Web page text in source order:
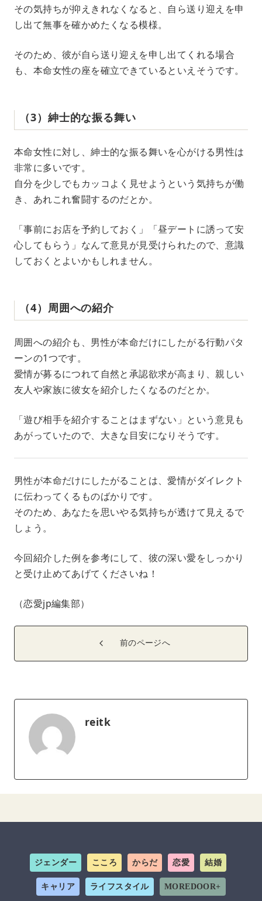
その気持ちが抑えきれなくなると、自ら送り迎えを申
し出て無事を確かめたくなる模様。
そのため、彼が自ら送り迎えを申し出てくれる場合
も、本命女性の座を確立できているといえそうです。
（3）紳士的な振る舞い
本命女性に対し、紳士的な振る舞いを心がける男性は
非常に多いです。
自分を少しでもカッコよく見せようという気持ちが働
き、あれこれ奮闘するのだとか。
「事前にお店を予約しておく」「昼デートに誘って安
心してもらう」なんて意見が見受けられたので、意識
しておくとよいかもしれません。
（4）周囲への紹介
周囲への紹介も、男性が本命だけにしたがる行動パタ
ーンの1つです。
愛情が募るにつれて自然と承認欲求が高まり、親しい
友人や家族に彼女を紹介したくなるのだとか。
「遊び相手を紹介することはまずない」という意見も
あがっていたので、大きな目安になりそうです。
男性が本命だけにしたがることは、愛情がダイレクト
に伝わってくるものばかりです。
そのため、あなたを思いやる気持ちが透けて見えるで
しょう。
今回紹介した例を参考にして、彼の深い愛をしっかり
と受け止めてあげてくださいね！
（恋愛jp編集部）
前のページへ
reitk
ジェンダー こころ からだ 恋愛 結婚
キャリア ライフスタイル MOREDOOR+